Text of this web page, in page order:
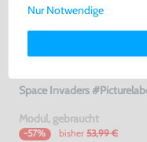
Space Invaders
Modul, gebraucht
-57% bisher 53,99 €
Weitere Informationen zu
Deinen Rechten als
Nur Notwendige